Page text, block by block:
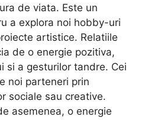
de viata. Este un
a explora noi hobby-uri
artistice. Relatiile
de o energie pozitiva,
si a gesturilor tandre. Cei
noi parteneri prin
sociale sau creative.
asemenea, o energie